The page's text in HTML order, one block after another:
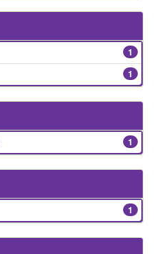
1
1
1
1